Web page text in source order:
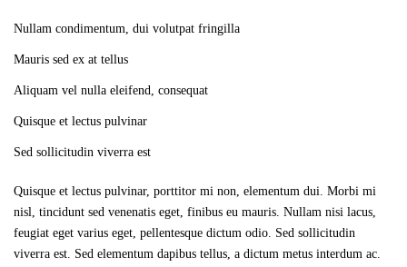
Nullam condimentum, dui volutpat fringilla
Mauris sed ex at tellus
Aliquam vel nulla eleifend, consequat
Quisque et lectus pulvinar
Sed sollicitudin viverra est
Quisque et lectus pulvinar, porttitor mi non, elementum dui. Morbi mi
nisl, tincidunt sed venenatis eget, finibus eu mauris. Nullam nisi lacus,
feugiat eget varius eget, pellentesque dictum odio. Sed sollicitudin
viverra est. Sed elementum dapibus tellus, a dictum metus interdum ac.